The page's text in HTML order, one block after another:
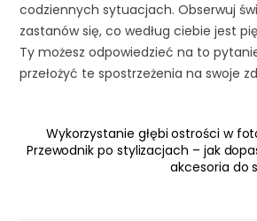
codziennych sytuacjach. Obserwuj
zastanów się, co według ciebie jest
Ty możesz odpowiedzieć na to
przełożyć te spostrzeżenia na swoje
Wykorzystanie głębi ostrości w
Przewodnik po stylizacjach – jak
akcesoria do